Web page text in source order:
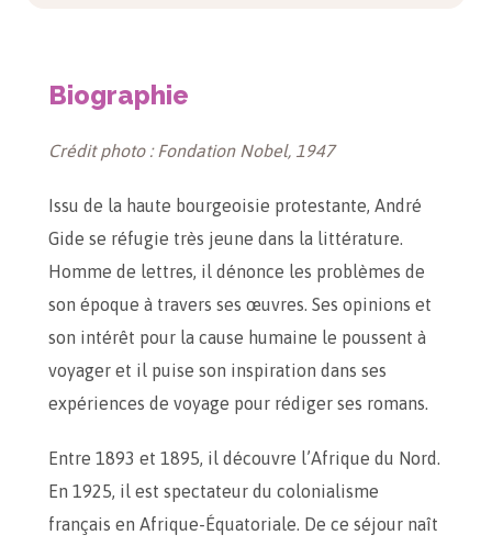
Biographie
Crédit photo : Fondation Nobel, 1947
Issu de la haute bourgeoisie protestante, André
Gide se réfugie très jeune dans la littérature.
Homme de lettres, il dénonce les problèmes de
son époque à travers ses œuvres. Ses opinions et
son intérêt pour la cause humaine le poussent à
voyager et il puise son inspiration dans ses
expériences de voyage pour rédiger ses romans.
Entre 1893 et 1895, il découvre l’Afrique du Nord.
En 1925, il est spectateur du colonialisme
français en Afrique-Équatoriale. De ce séjour naît